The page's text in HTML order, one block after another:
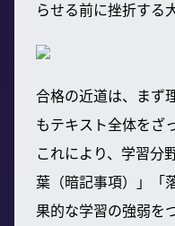
らせる前に挫折する
合格の近道は、まず
もテキスト全体をざ
これにより、学習分
葉（暗記事項）」「
果的な学習の強弱を